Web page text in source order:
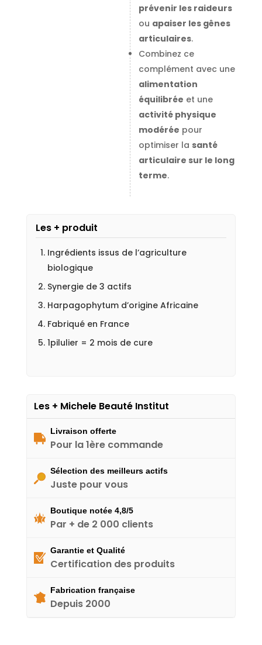
prévenir les raideurs
ou apaiser les gênes
articulaires.
Combinez ce
complément avec une
alimentation
équilibrée et une
activité physique
modérée pour
optimiser la santé
articulaire sur le long
terme.
Les + produit
Ingrédients issus de l’agriculture
biologique
Synergie de 3 actifs
Harpagophytum d’origine Africaine
Fabriqué en France
1pilulier = 2 mois de cure
Les + Michele Beauté Institut
Livraison offerte
Pour la 1ère commande
Sélection des meilleurs actifs
Juste pour vous
Boutique notée 4,8/5
Par + de 2 000 clients
Garantie et Qualité
Certification des produits
Fabrication française
Depuis 2000